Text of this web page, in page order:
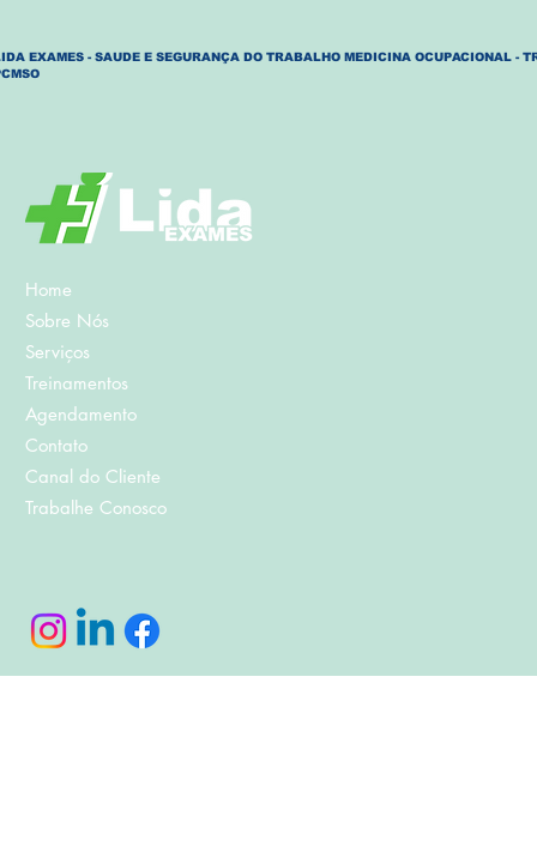
EXAMES - SAUDE E SEGURANÇA DO TRABALHO MEDICINA OCUPACIONAL -
Home
Sobre Nós
Serviços
Treinamentos
Agendamento
Contato
Canal do Cliente
Trabalhe Conosco